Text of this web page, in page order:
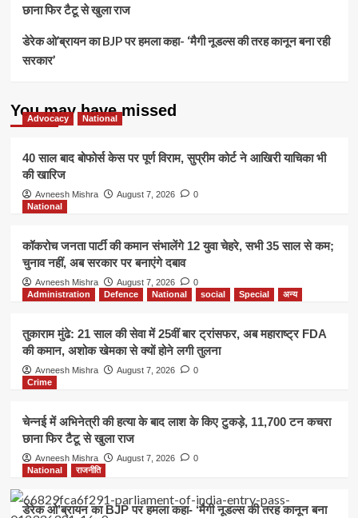
छक्के
वाले
उससे
हुआ”
छाना फिर टैटू से खुला राज
डेरेक ओ’ब्रायन का BJP पर हमला कहा- ‘मैगी नूडल्स की तरह कानून बना रही
सरकार’
You may have missed
Advocacy National
40 साल बाद बोफोर्स केस पर पूर्ण विराम, सुप्रीम कोर्ट ने आखिरी याचिका भी
की खारिज
Avneesh Mishra August 7, 2026
0
National
कॉकरोच जनता पार्टी की कमान संभालेंगे 12 युवा चेहरे, सभी 35 साल से कम;
चुनाव नहीं, अब सरकार पर बनाएंगे दबाव
Avneesh Mishra August 7, 2026
0
Administration
Defence National social Special अन्य
तुकाराम मुंढे: 21 साल की सेवा में 25वीं बार ट्रांसफर, अब महाराष्ट्र FDA
की कमान, अशोक खेमका से क्यों होने लगी तुलना
Avneesh Mishra August 7, 2026
0
Crime
चेन्नई में अभिनेत्री की हत्या के बाद लाश के किए टुकड़े, 11,700 टन कचरा
छाना फिर टैटू से खुला राज
Avneesh Mishra August 7, 2026
0
National
राजनीति
डेरेक ओ’ब्रायन का BJP पर हमला कहा- ‘मैगी नूडल्स की तरह कानून बना